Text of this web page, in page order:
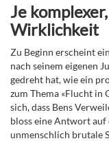
Je
Wirklichkeit
Zu Beginn erscheint
nach seinem eigenen
gedreht hat, wie ein
zum Thema «Flucht in
sich, dass Bens
bloss eine Antwort auf
unmenschlich brutale